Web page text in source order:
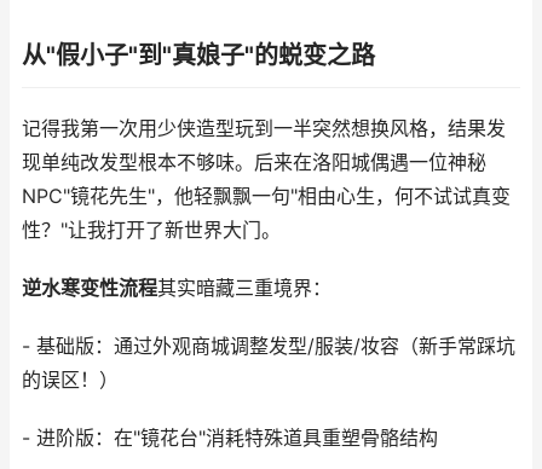
从"假小子"到"真娘子"的蜕变之路
记得我第一次用少侠造型玩到一半突然想换风格，结果发
现单纯改发型根本不够味。后来在洛阳城偶遇一位神秘
NPC"镜花先生"，他轻飘飘一句"相由心生，何不试试真变
性？"让我打开了新世界大门。
逆水寒变性流程其实暗藏三重境界：
- 基础版：通过外观商城调整发型/服装/妆容（新手常踩坑
的误区！）
- 进阶版：在"镜花台"消耗特殊道具重塑骨骼结构